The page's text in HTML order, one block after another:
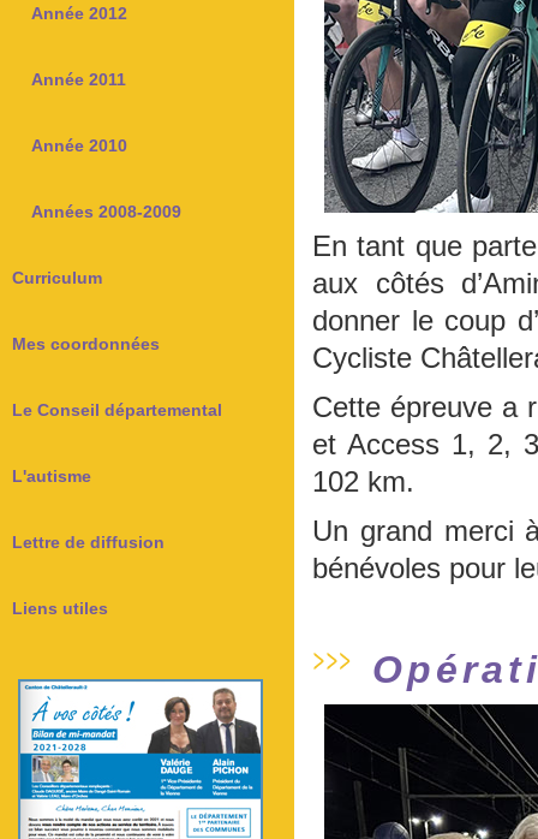
Année 2012
Année 2011
Année 2010
Années 2008-2009
Curriculum
Mes coordonnées
Le Conseil départemental
L'autisme
Lettre de diffusion
Liens utiles
En tant que
aux côtés
donner le coup
Cycliste
Cette épreuve a
et Access 1, 2,
102 km.
Un grand merci
bénévoles pour